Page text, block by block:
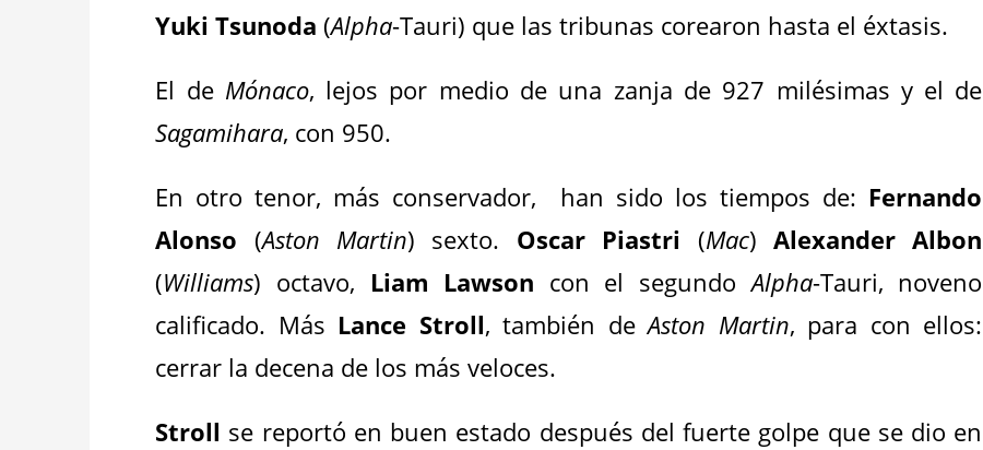
Yuki Tsunoda (Alpha-Tauri) que las tribunas corearon hasta el éxtasis.
El de Mónaco, lejos por medio de una zanja de 927 milésimas y el de
Sagamihara, con 950.
En otro tenor, más conservador, han sido los tiempos de: Fernando
Alonso (Aston Martin) sexto. Oscar Piastri (Mac)Alexander Albon
(Williams) octavo, Liam Lawson con el segundoAlpha-Tauri, noveno
calificado. Más Lance Stroll, también deAston Martin, para con ellos:
cerrar la decena de los más veloces.
Stroll se reportó en buen estado después del fuerte golpe que se dio en